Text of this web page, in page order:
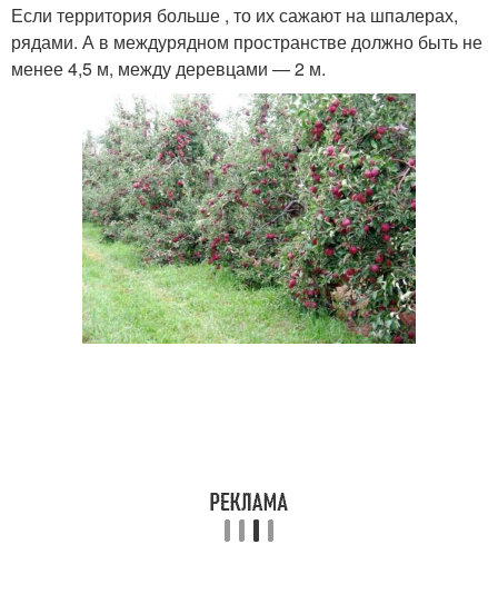
Если территория больше , то их сажают на шпалерах,
рядами. А в междурядном пространстве должно быть не
менее 4,5 м, между деревцами — 2 м.